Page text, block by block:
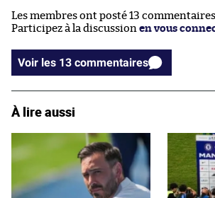
Les membres ont posté 13
Participez à la discussion en vous
Voir les 13 commentaires
À lire aussi